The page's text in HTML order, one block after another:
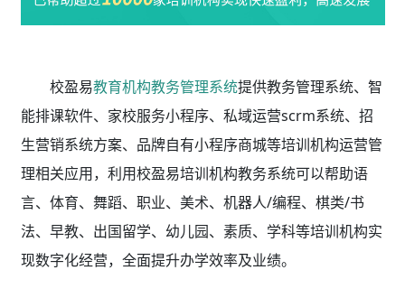
校盈易教育机构教务管理系统提供教务管理系统、智
能排课软件、家校服务小程序、私域运营scrm系统、招
生营销系统方案、品牌自有小程序商城等培训机构运营管
理相关应用，利用校盈易培训机构教务系统可以帮助语
言、体育、舞蹈、职业、美术、机器人/编程、棋类/书
法、早教、出国留学、幼儿园、素质、学科等培训机构实
现数字化经营，全面提升办学效率及业绩。